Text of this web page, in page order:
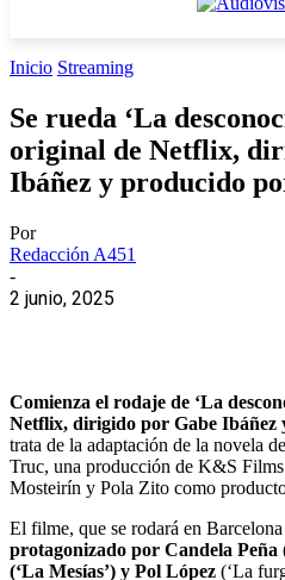
Inicio Streaming
Se rueda ‘La
original de Netflix,
Ibáñez y producido
Por
Redacción A451
-
2 junio, 2025
Comienza el rodaje de ‘La
Netflix, dirigido por Gabe Ibáñez
trata de la adaptación de la novela
Truc, una producción de K&S
Mosteirín y Pola Zito como
El filme, que se rodará en
protagonizado por Candela Peña
(‘La Mesías’) y Pol López (‘La